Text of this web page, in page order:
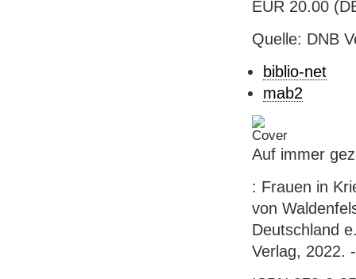
EUR 20.00
Quelle: DNB
biblio-net
mab2
Auf immer
: Frauen in
von
Deutschland
Verlag, 2022.